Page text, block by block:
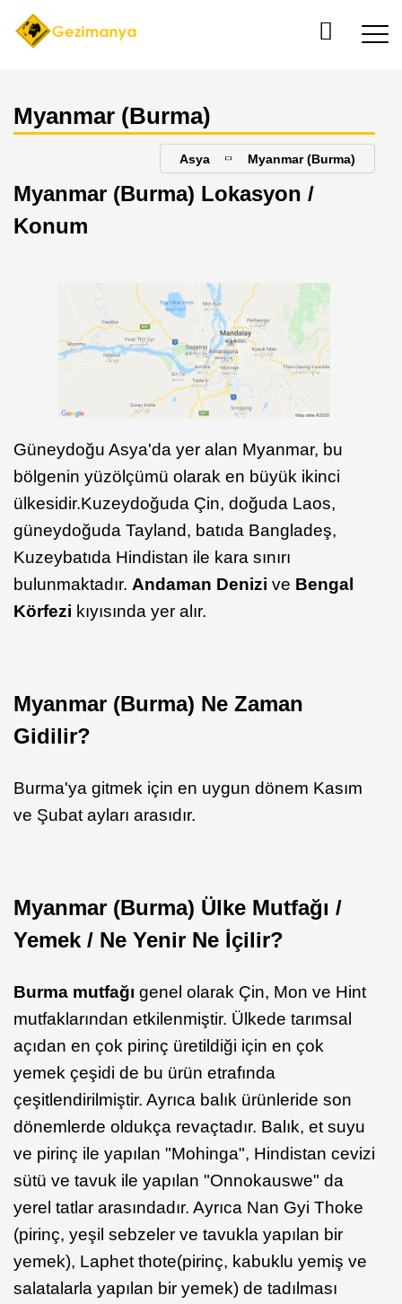
Myanmar (Burma)
Asya Myanmar (Burma)
Myanmar (Burma) Lokasyon /
Konum
Güneydoğu Asya'da yer alan Myanmar, bu
bölgenin yüzölçümü olarak en büyük ikinci
ülkesidir.Kuzeydoğuda Çin, doğuda Laos,
güneydoğuda Tayland, batıda Bangladeş,
Kuzeybatıda Hindistan ile kara sınırı
bulunmaktadır. Andaman Denizi ve Bengal
Körfezi kıyısında yer alır.
Myanmar (Burma) Ne Zaman
Gidilir?
Burma'ya gitmek için en uygun dönem Kasım
ve Şubat ayları arasıdır.
Myanmar (Burma) Ülke Mutfağı /
Yemek / Ne Yenir Ne İçilir?
Burma mutfağı genel olarak Çin, Mon ve Hint
mutfaklarından etkilenmiştir. Ülkede tarımsal
açıdan en çok pirinç üretildiği için en çok
yemek çeşidi de bu ürün etrafında
çeşitlendirilmiştir. Ayrıca balık ürünleride son
dönemlerde oldukça revaçtadır. Balık, et suyu
ve pirinç ile yapılan "Mohinga", Hindistan cevizi
sütü ve tavuk ile yapılan "Onnokauswe" da
yerel tatlar arasındadır. Ayrıca Nan Gyi Thoke
(pirinç, yeşil sebzeler ve tavukla yapılan bir
yemek), Laphet thote(pirinç, kabuklu yemiş ve
salatalarla yapılan bir yemek) de tadılması